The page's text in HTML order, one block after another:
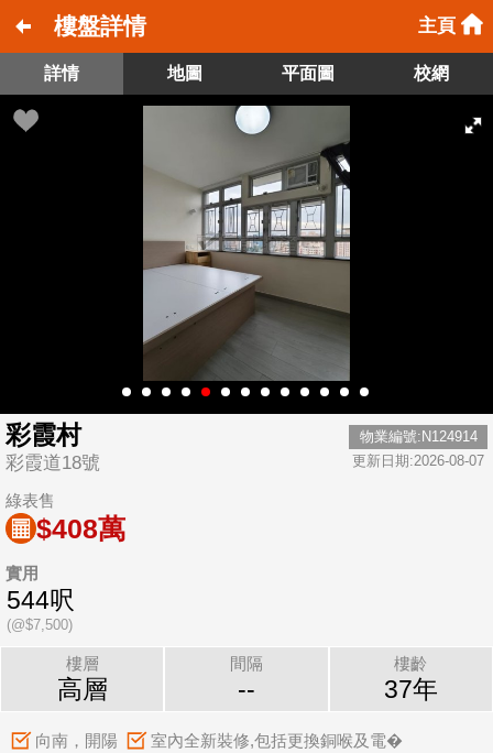
樓盤詳情 主頁
詳情 地圖 平面圖 校網
彩霞村
彩霞道18號
物業編號:N124914
更新日期:2026-08-07
綠表售
$408萬
實用
544呎
(@$7,500)
樓層
高層
間隔
--
樓齡
37年
向南，開陽 室內全新裝修,包括更換銅喉及電�